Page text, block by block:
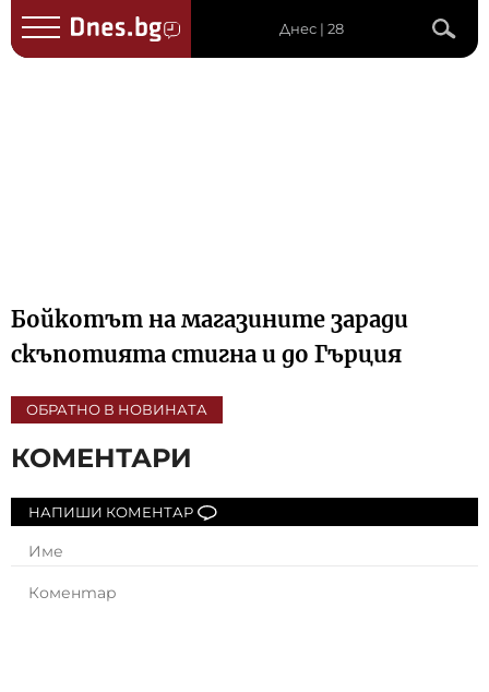
Днес | 28
Бойкотът на магазините заради
скъпотията стигна и до Гърция
ОБРАТНО В НОВИНАТА
КОМЕНТАРИ
НАПИШИ КОМЕНТАР